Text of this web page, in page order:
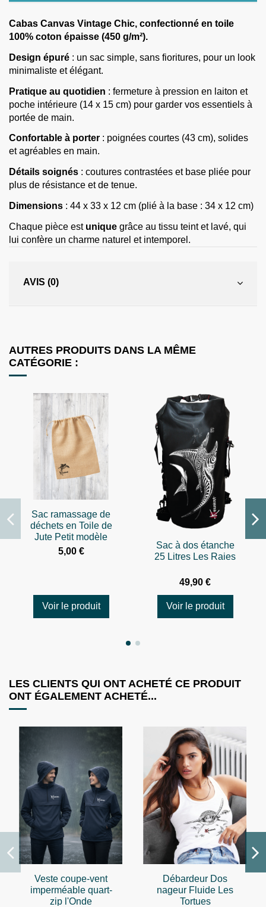
Cabas Canvas Vintage Chic, confectionné en toile
100% coton épaisse (450 g/m²).
Design épuré : un sac simple, sans fioritures, pour un look
minimaliste et élégant.
Pratique au quotidien : fermeture à pression en laiton et
poche intérieure (14 x 15 cm) pour garder vos essentiels à
portée de main.
Confortable à porter : poignées courtes (43 cm), solides
et agréables en main.
Détails soignés : coutures contrastées et base pliée pour
plus de résistance et de tenue.
Dimensions : 44 x 33 x 12 cm (plié à la base : 34 x 12 cm)
Chaque pièce est unique grâce au tissu teint et lavé, qui
lui confère un charme naturel et intemporel.
AVIS (0)
AUTRES PRODUITS DANS LA MÊME
CATÉGORIE :
Sac ramassage de
déchets en Toile de
Jute Petit modèle
5,00 €
Voir le produit
Sac à dos étanche
25 Litres Les Raies
49,90 €
Voir le produit
LES CLIENTS QUI ONT ACHETÉ CE PRODUIT
ONT ÉGALEMENT ACHETÉ...
Veste coupe-vent
imperméable quart-
zip l'Onde
Débardeur Dos
nageur Fluide Les
Tortues